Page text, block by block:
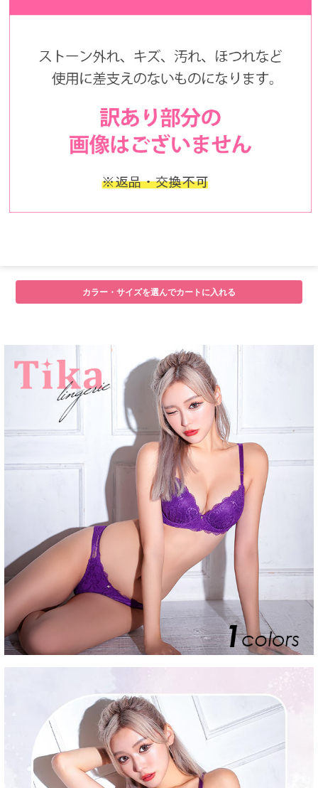
■注意事項
カラー・サイズを選んでカートに入れる